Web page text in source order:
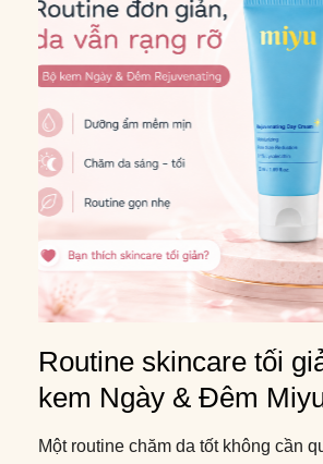
Routine skincare tối
kem Ngày & Đêm
Một routine chăm da tốt không cần